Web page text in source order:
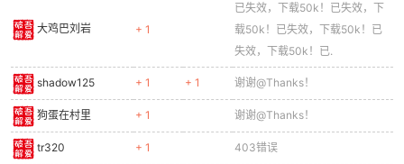
大鸡巴刘岩 + 1
已失效，下载50k！已失效，下
载50k！已失效，下载50k！已
失效，下载50k！已.
shadow125 + 1 + 1 谢谢@Thanks！
狗蛋在村里 + 1 谢谢@Thanks！
tr320 + 1 403错误